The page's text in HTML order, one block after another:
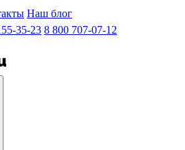
Наш блог
35-23 8 800 707-07-12